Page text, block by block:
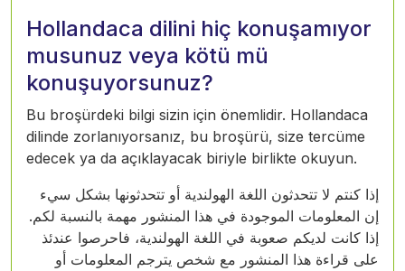
Hollandaca dilini hiç konuşamıyor
musunuz veya kötü mü
konuşuyorsunuz?
Bu broşürdeki bilgi sizin için önemlidir. Hollandaca
dilinde zorlanıyorsanız, bu broşürü, size tercüme
edecek ya da açıklayacak biriyle birlikte okuyun.
إذا كنتم لا تتحدثون اللغة الهولندية أو تتحدثونها بشكل سيء
إن المعلومات الموجودة في هذا المنشور مهمة بالنسبة لكم.
إذا كانت لديكم صعوبة في اللغة الهولندية، فاحرصوا عندئذ
على قراءة هذا المنشور مع شخص يترجم المعلومات أو